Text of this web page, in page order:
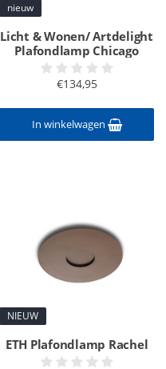
nieuw
Licht & Wonen/ Artdelight
Plafondlamp Chicago
€134,95
In winkelwagen
NIEUW
ETH Plafondlamp Rachel